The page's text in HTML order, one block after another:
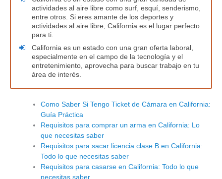
actividades al aire libre como surf, esquí, senderismo,
entre otros. Si eres amante de los deportes y
actividades al aire libre, California es el lugar perfecto
para ti.
California es un estado con una gran oferta laboral,
especialmente en el campo de la tecnología y el
entretenimiento, aprovecha para buscar trabajo en tu
área de interés.
Como Saber Si Tengo Ticket de Cámara en California:
Guía Práctica
Requisitos para comprar un arma en California: Lo
que necesitas saber
Requisitos para sacar licencia clase B en California:
Todo lo que necesitas saber
Requisitos para casarse en California: Todo lo que
necesitas saber